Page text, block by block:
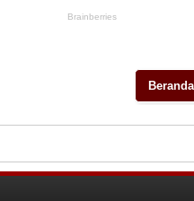
Beranda